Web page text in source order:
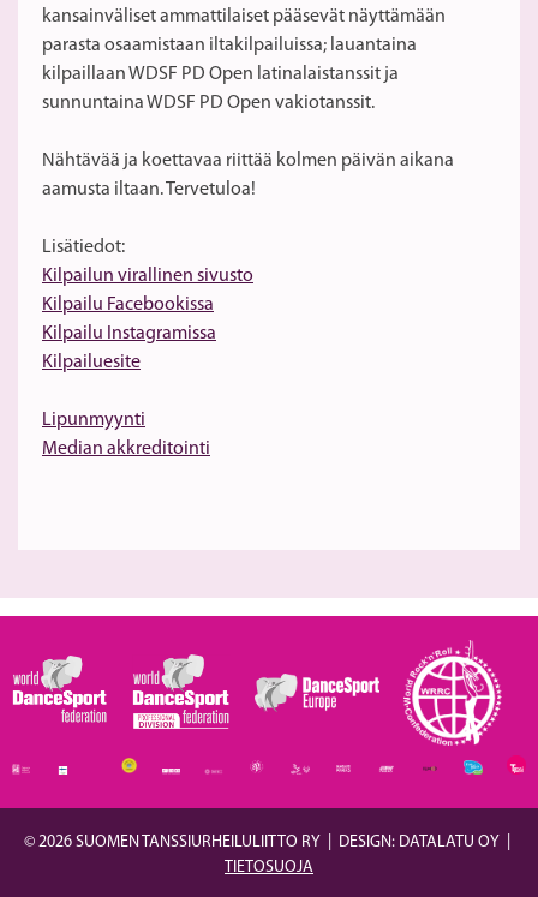
kansainväliset ammattilaiset pääsevät näyttämään
parasta osaamistaan iltakilpailuissa; lauantaina
kilpaillaan WDSF PD Open latinalaistanssit ja
sunnuntaina WDSF PD Open vakiotanssit.
Nähtävää ja koettavaa riittää kolmen päivän aikana
aamusta iltaan. Tervetuloa!
Lisätiedot:
Kilpailun virallinen sivusto
Kilpailu Facebookissa
Kilpailu Instagramissa
Kilpailuesite
Lipunmyynti
Median akkreditointi
© 2026 SUOMEN TANSSIURHEILULIITTO RY DESIGN: DATALATU OY
TIETOSUOJA